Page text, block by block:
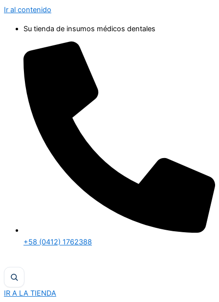
Ir al contenido
Su tienda de insumos médicos dentales
+58 (0412) 1762388
IR A LA TIENDA